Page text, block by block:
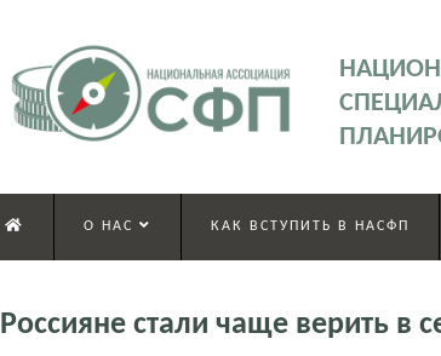
О НАС КАК ВСТУПИТЬ В НАСФП
Россияне стали чаще верить в